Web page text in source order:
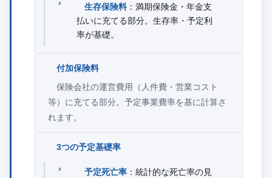
生存保険料：満期保険金・年金支
払いに充てる部分。生存率・予定利
率が基礎。
付加保険料
保険会社の運営費用（人件費・営業コスト
等）に充てる部分。予定事業費率を基に計算さ
れます。
3つの予定基礎率
予定死亡率 ：統計的な死亡率の見